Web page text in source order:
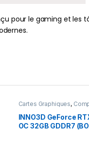
pour le gaming et les
Cartes Graphiques,
NVIDIA
INNO3D GeForce
OC 32GB GDDR7